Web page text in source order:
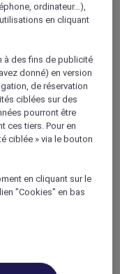
ordinateur…),
en cliquant
à des fins de publicité
donné) en version
de réservation
ciblées sur des
pourront être
ces tiers. Pour en
ciblée » via le bouton
en cliquant sur le
"Cookies" en bas